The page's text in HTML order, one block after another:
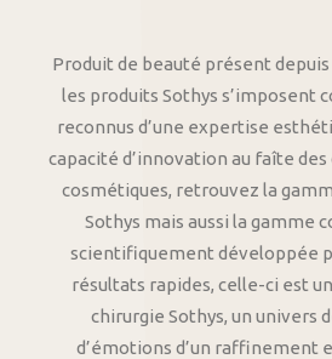
Produit de beauté présent depuis
les produits Sothys s’imposent
reconnus d’une expertise
capacité d’innovation au faîte
cosmétiques, retrouvez la
Sothys mais aussi la gamme
scientifiquement développée
résultats rapides, celle-ci est
chirurgie Sothys, un univers
d’émotions d’un raffinement